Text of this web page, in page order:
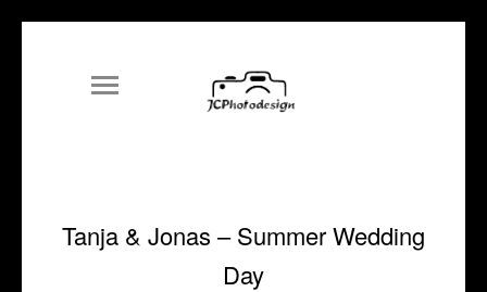
Tanja & Jonas – Summer Wedding
Day